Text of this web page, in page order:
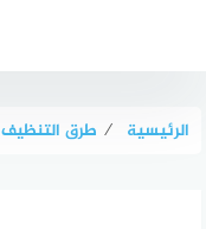
الرئيسية ⁄ طرق التنظيف